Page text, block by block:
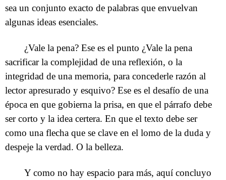
sea un conjunto exacto de palabras que envuelvan
algunas ideas esenciales.
¿Vale la pena? Ese es el punto ¿Vale la pena
sacrificar la complejidad de una reflexión, o la
integridad de una memoria, para concederle razón al
lector apresurado y esquivo? Ese es el desafío de una
época en que gobierna la prisa, en que el párrafo debe
ser corto y la idea certera. En que el texto debe ser
como una flecha que se clave en el lomo de la duda y
despeje la verdad. O la belleza.
Y como no hay espacio para más, aquí concluyo